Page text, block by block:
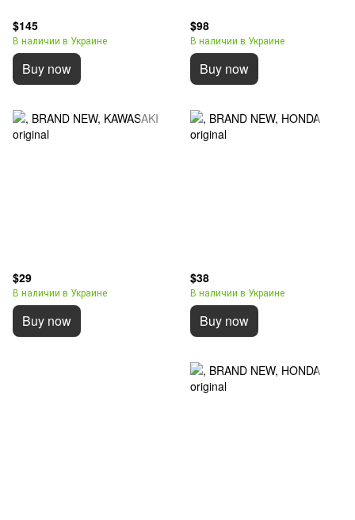
$145
В наличии в Украине
Buy now
$98
В наличии в Украине
Buy now
$29
В наличии в Украине
Buy now
$38
В наличии в Украине
Buy now